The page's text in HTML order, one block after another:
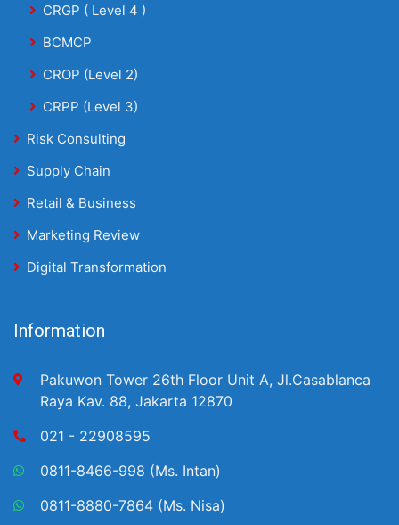
CRGP ( Level 4 )
BCMCP
CROP (Level 2)
CRPP (Level 3)
Risk Consulting
Supply Chain
Retail & Business
Marketing Review
Digital Transformation
Information
Pakuwon Tower 26th Floor Unit A, Jl.Casablanca
Raya Kav. 88, Jakarta 12870
021 - 22908595
0811-8466-998 (Ms. Intan)
0811-8880-7864 (Ms. Nisa)